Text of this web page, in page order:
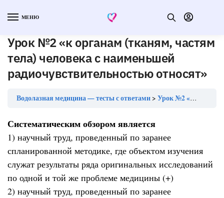
МЕНЮ
Урок №2 «к органам (тканям, частям
тела) человека с наименьшей
радиочувствительностью относят»
Водолазная медицина — тесты с ответами Урок №2 «к органам (тканям, частям тела) человека с наименьшей радиочувствительностью относят»
Систематическим обзором является
1) научный труд, проведенный по заранее
спланированной методике, где объектом изучения
служат результаты ряда оригинальных исследований
по одной и той же проблеме медицины (+)
2) научный труд, проведенный по заранее